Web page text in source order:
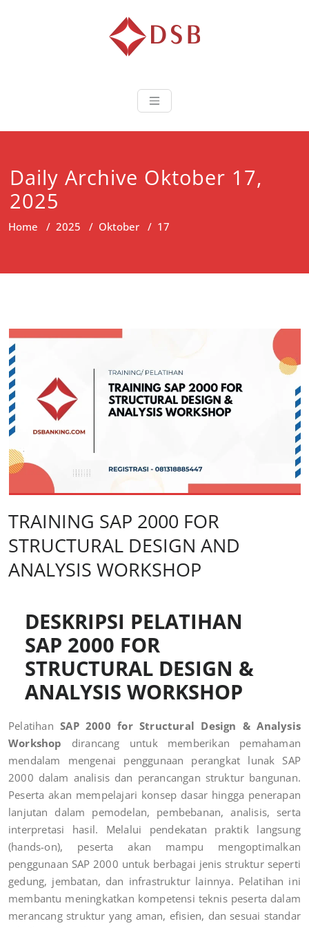
Diorama
Daily Archive Oktober 17,
2025
Home / 2025 / Oktober / 17
TRAINING SAP 2000 FOR
STRUCTURAL DESIGN AND
ANALYSIS WORKSHOP
DESKRIPSI PELATIHAN
SAP 2000 FOR
STRUCTURAL DESIGN &
ANALYSIS WORKSHOP
PelatihanSAP 2000 for Structural Design & Analysis
Workshop dirancang untuk memberikan pemahaman
mendalam mengenai penggunaan perangkat lunak SAP
2000 dalam analisis dan perancangan struktur bangunan.
Peserta akan mempelajari konsep dasar hingga penerapan
lanjutan dalam pemodelan, pembebanan, analisis, serta
interpretasi hasil. Melalui pendekatan praktik langsung
(hands-on), peserta akan mampu mengoptimalkan
penggunaan SAP 2000 untuk berbagai jenis struktur seperti
gedung, jembatan, dan infrastruktur lainnya. Pelatihan ini
membantu meningkatkan kompetensi teknis peserta dalam
merancang struktur yang aman, efisien, dan sesuai standar